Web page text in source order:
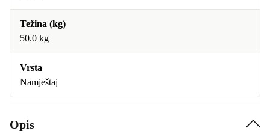
Težina (kg)
50.0 kg
Vrsta
Namještaj
Opis